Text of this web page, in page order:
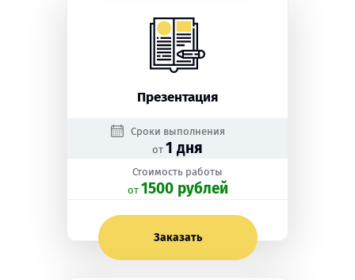
Презентация
Сроки выполнения
от 1 дня
Стоимость работы
oт 1500 рублей
Заказать